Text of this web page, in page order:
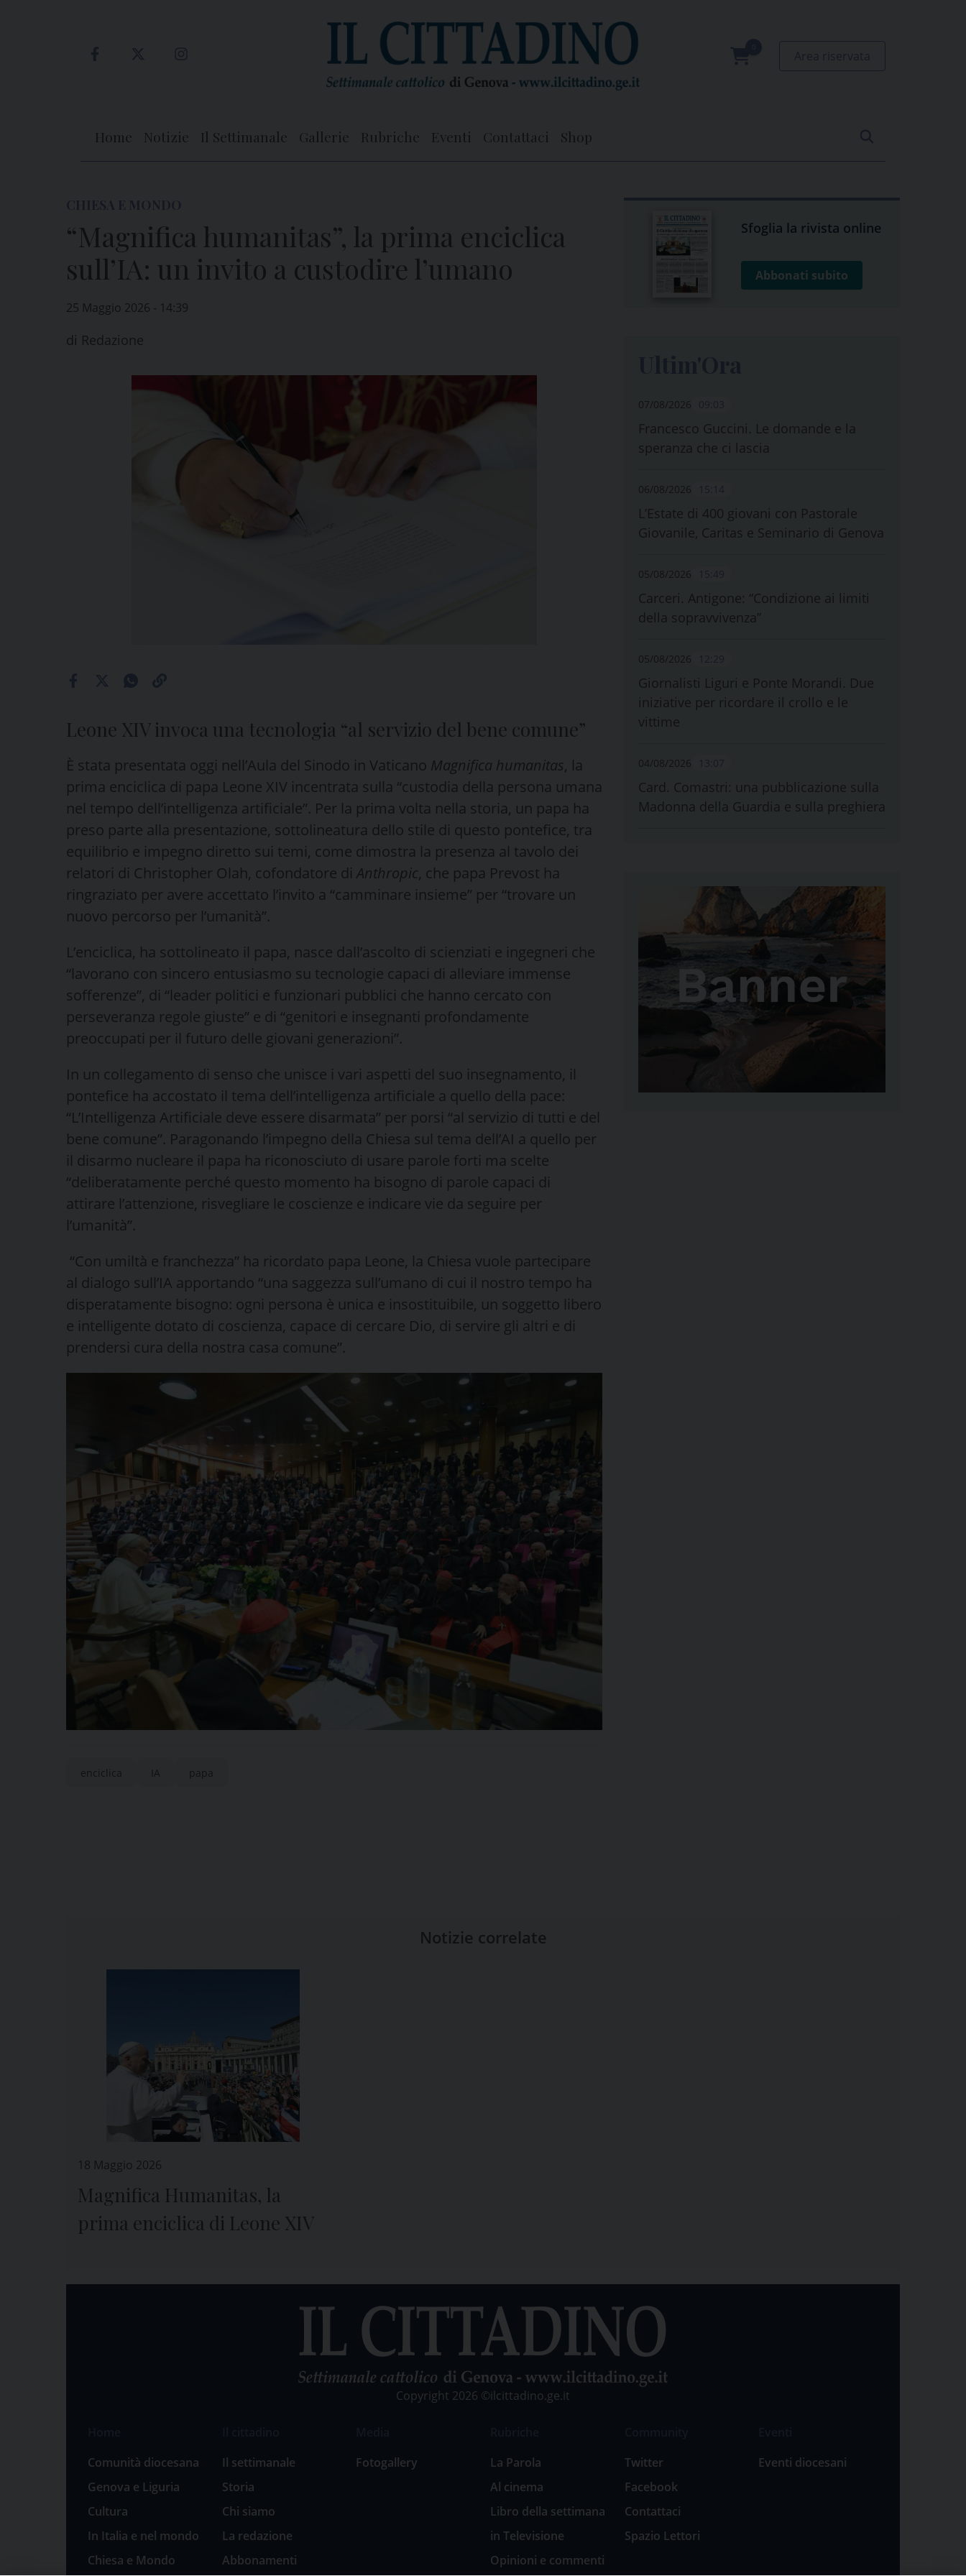
Home Notizie Il Settimanale Gallerie Rubriche Eventi Contattaci Shop
“Magnifica humanitas”, la prima enciclica
sull’IA: un invito a custodire l’umano
25 Maggio 2026 - 14:39
di Redazione
Leone XIV invoca una tecnologia “al servizio del bene comune”
È stata presentata oggi nell’Aula del Sinodo in Vaticano Magnifica humanitas, la
prima enciclica di papa Leone XIV incentrata sulla “custodia della persona umana
nel tempo dell’intelligenza artificiale”. Per la prima volta nella storia, un papa ha
preso parte alla presentazione, sottolineatura dello stile di questo pontefice, tra
equilibrio e impegno diretto sui temi, come dimostra la presenza al tavolo dei
relatori di Christopher Olah, cofondatore di Anthropic, che papa Prevost ha
ringraziato per avere accettato l’invito a “camminare insieme” per “trovare un
nuovo percorso per l’umanità”.
L’enciclica, ha sottolineato il papa, nasce dall’ascolto di scienziati e ingegneri che
“lavorano con sincero entusiasmo su tecnologie capaci di alleviare immense
sofferenze”, di “leader politici e funzionari pubblici che hanno cercato con
perseveranza regole giuste” e di “genitori e insegnanti profondamente
preoccupati per il futuro delle giovani generazioni”.
In un collegamento di senso che unisce i vari aspetti del suo insegnamento, il
pontefice ha accostato il tema dell’intelligenza artificiale a quello della pace:
“L’Intelligenza Artificiale deve essere disarmata” per porsi “al servizio di tutti e del
bene comune”. Paragonando l’impegno della Chiesa sul tema dell’AI a quello per
il disarmo nucleare il papa ha riconosciuto di usare parole forti ma scelte
“deliberatamente perché questo momento ha bisogno di parole capaci di
attirare l’attenzione, risvegliare le coscienze e indicare vie da seguire per
l’umanità”.
“Con umiltà e franchezza” ha ricordato papa Leone, la Chiesa vuole partecipare
al dialogo sull’IA apportando “una saggezza sull’umano di cui il nostro tempo ha
disperatamente bisogno: ogni persona è unica e insostituibile, un soggetto libero
e intelligente dotato di coscienza, capace di cercare Dio, di servire gli altri e di
prendersi cura della nostra casa comune”.
enciclica IA papa
Sfoglia la rivista online
Abbonati subito
07/08/2026
Francesco Guccini. Le domande e la
speranza che ci lascia
06/08/2026
L’Estate di 400 giovani con Pastorale
Giovanile, Caritas e Seminario di Genova
05/08/2026
Carceri. Antigone: “Condizione ai limiti
della sopravvivenza”
05/08/2026
Giornalisti Liguri e Ponte Morandi. Due
iniziative per ricordare il crollo e le
vittime
04/08/2026
Card. Comastri: una pubblicazione sulla
Madonna della Guardia e sulla preghiera
Notizie correlate
18 Maggio 2026
Magnifica Humanitas, la
prima enciclica di Leone XIV
Copyright 2026 ©ilcittadino.ge.it
Comunità diocesana
Genova e Liguria
Cultura
In Italia e nel mondo
Chiesa e Mondo
Il settimanale
Storia
Chi siamo
La redazione
Abbonamenti
Fotogallery
La Parola
Al cinema
Libro della settimana
in Televisione
Opinioni e commenti
Twitter
Facebook
Contattaci
Spazio Lettori
Eventi diocesani